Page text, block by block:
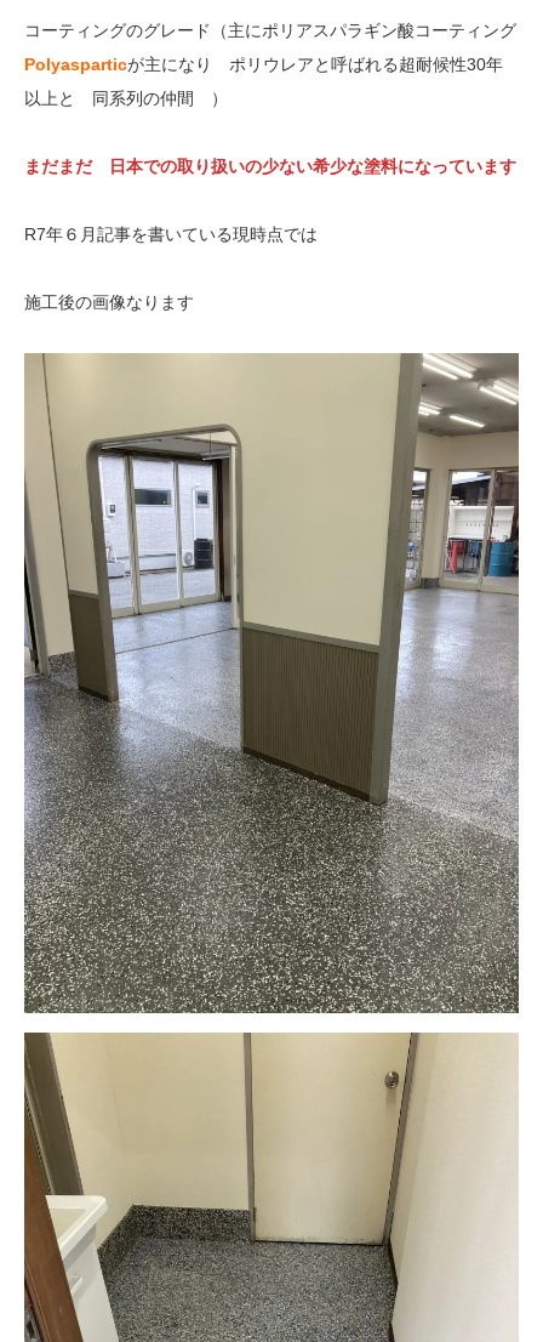
コーティングのグレード（主にポリアスパラギン酸コーティング
Polyasparticが主になり ポリウレアと呼ばれる超耐候性30年
以上と 同系列の仲間 ）
まだまだ 日本での取り扱いの少ない希少な塗料になっています
R7年６月記事を書いている現時点では
施工後の画像なります